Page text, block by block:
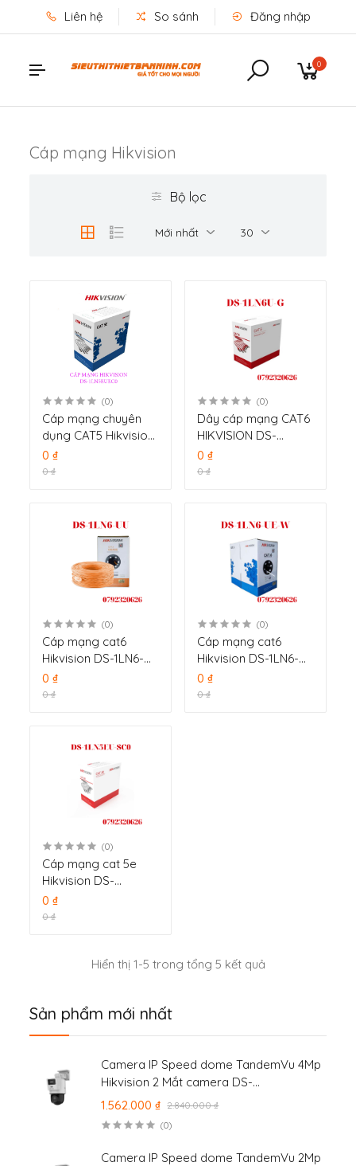
Liên hệ So sánh Đăng nhập
0
Sản phẩm mới nhất
Camera IP Speed dome TandemVu 4Mp
Hikvision 2 Mắt camera DS-
2SE2C400MWG-E/14
1.562.000 ₫ 2.840.000 ₫
(0)
Camera IP Speed dome TandemVu 2Mp
Cáp mạng Hikvision
Bộ lọc
Mới nhất 30
(0)
Cáp mạng chuyên
dụng CAT5 Hikvision
DS-1LN5EUEC0
0 ₫
0 ₫
(0)
Dây cáp mạng CAT6
HIKVISION DS-
1LN6U-G
0 ₫
0 ₫
(0)
Cáp mạng cat6
Hikvision DS-1LN6-
UU vỏ chống cháy
0 ₫
0 ₫
(0)
Cáp mạng cat6
Hikvision DS-1LN6-
UE-W vỏ chống cháy
0 ₫
0 ₫
(0)
Cáp mạng cat 5e
Hikvision DS-
1LN5EU-SC0
0 ₫
0 ₫
Hiển thị 1-5 trong tổng 5 kết quả